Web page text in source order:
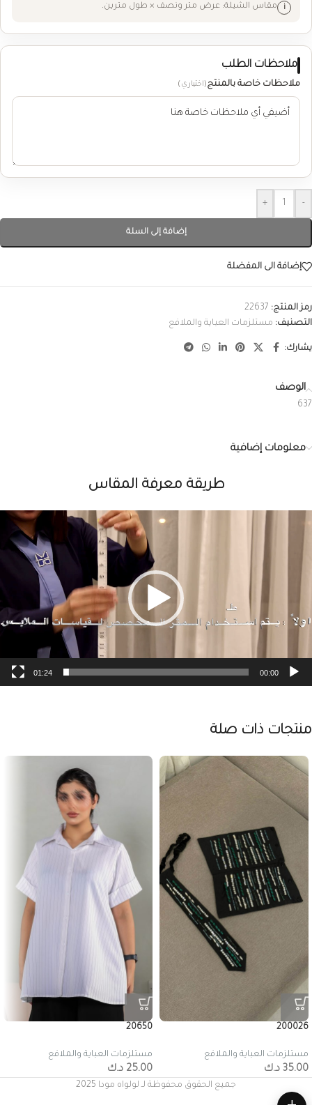
مقاس الشيلة: عرض متر ونصف × طول مترين.
ملاحظات الطلب
ملاحظات خاصة بالمنتج(اختياري)
-
+
إضافة إلى السلة
إضافة الى المفضلة
رمز المنتج: 22637
التصنيف: مستلزمات العباية والملافع
يشارك:
الوصف
637
معلومات إضافية
طريقة معرفة المقاس
00:00
01:24
منتجات ذات صلة
200026
مستلزمات العباية والملافع
35.00 د.ك
20650
مستلزمات العباية والملافع
25.00 د.ك
جميع الحقوق محفوظة لـ لولواه مودا 2025